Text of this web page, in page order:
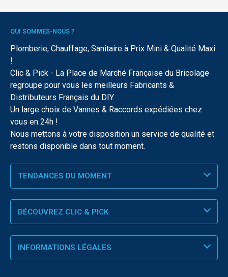
QUI SOMMES-NOUS ?
Plomberie, Chauffage, Sanitaire à Prix Mini & Qualité Maxi
!
Clic & Pick - La Place de Marché Française du Bricolage
regroupe pour vous les meilleurs Fabricants &
Distributeurs Français du DIY.
Un large choix de Vannes & Raccords expédiées chez
vous en 24h !
Nous mettons à votre disposition un service de qualité et
restons disponible dans tout moment.
TENDANCES DU MOMENT
DÉCOUVREZ CLIC & PICK
INFORMATIONS LÉGALES